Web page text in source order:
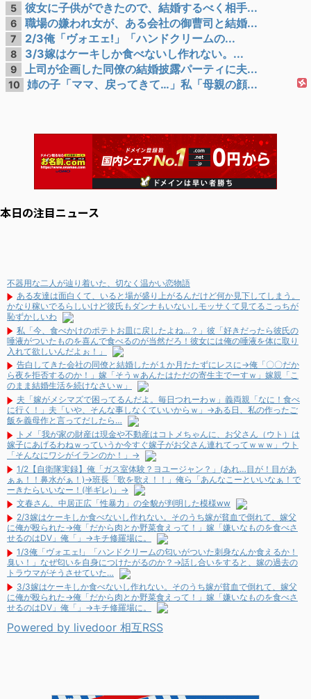
5 彼女に子供ができたので、結婚するべく相手...
6 職場の嫌われ女が、ある会社の御曹司と結婚...
7 2/3俺「ヴォエェ!」「ハンドクリームの...
8 3/3嫁はケーキしか食べないし作れない。...
9 上司が企画した同僚の結婚披露パーティに夫...
10 姉の子「ママ、戻ってきて…」私「母親の顔...
本日の注目ニュース
不器用な二人が辿り着いた、切なく温かい恋物語
ある友達は面白くて、いると場が盛り上がるんだけど何か見下してしまう。
かなり稼いでるらしいけど彼氏もダンナもいないしモッサくて見てるこっちが
恥ずかしいわ
私「今、食べかけのポテトお皿に戻したよね…？」彼「好きだったら彼氏の
唾液がついたものを喜んで食べるのが当然だろ！彼女には俺の唾液を体に取り
入れて欲しいんだよぉ！」
告白してきた会社の同僚と結婚したが１か月たたずにレスに→俺「〇〇だか
ら夜を拒否するのか！」嫁「そうｗあんたはただの寄生主でーすｗ」嫁親「こ
のまま結婚生活を続けなさいｗ」
夫「嫁がメシマズで困ってるんだよ。毎日つれーわｗ」義両親「なに！食べ
に行く！」夫「いや、そんな事しなくていいからｗ」→ある日、私の作ったご
飯を義母作と言ってだしたら…
トメ「我が家の財産は現金や不動産はコトメちゃんに、お父さん（ウト）は
嫁子にあげるわねｗっていうか今すぐ嫁子がお父さん連れてってｗｗｗ」ウト
「そんなにワシがイランのか！」→
1/2【自衛隊実録】俺「ガス室体験？ヨユージャン？」(あれ…目が！目があ
ぁぁ！！鼻水がぁ！)→班長「歌を歌え！！」俺ら「あんなこーといいなぁ！で
ーきたらいいなー！(半ギレ)」→
文春さん、中居正広「性暴力」の全貌が判明した模様ww
2/3嫁はケーキしか食べないし作れない。そのうち嫁が貧血で倒れて、嫁父
に俺が殴られた→俺「だから肉とか野菜食えって！」嫁「嫌いなものを食べさ
せるのはDV」俺「」→キチ修羅場に。
1/3俺「ヴォエェ!」「ハンドクリームの匂いがついた刺身なんか食えるか！
臭い！」なぜ匂いを自身につけたがるのか？→話し合いをすると、嫁の過去の
トラウマがそうさせていた…
3/3嫁はケーキしか食べないし作れない。そのうち嫁が貧血で倒れて、嫁父
に俺が殴られた→俺「だから肉とか野菜食えって！」嫁「嫌いなものを食べさ
せるのはDV」俺「」→キチ修羅場に。
Powered by livedoor 相互RSS